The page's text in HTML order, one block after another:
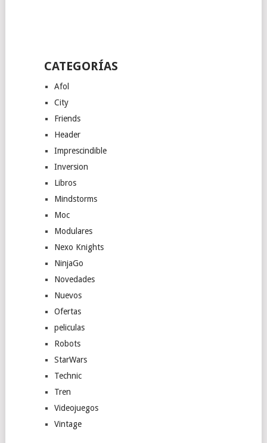
CATEGORÍAS
Afol
City
Friends
Header
Imprescindible
Inversion
Libros
Mindstorms
Moc
Modulares
Nexo Knights
NinjaGo
Novedades
Nuevos
Ofertas
peliculas
Robots
StarWars
Technic
Tren
Videojuegos
Vintage